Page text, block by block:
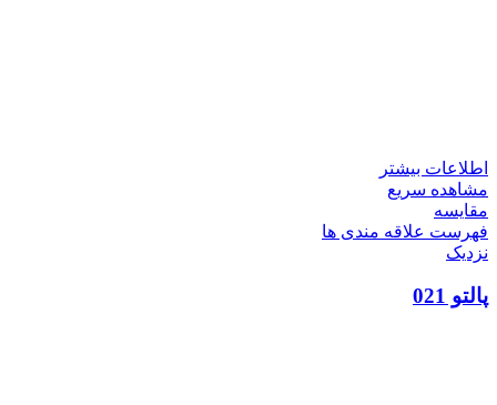
اطلاعات بیشتر
مشاهده سریع
مقایسه
فهرست علاقه مندی ها
نزدیک
پالتو 021